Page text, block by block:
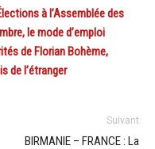
à l’Assemblée des
le mode d’emploi
de Florian Bohème,
de l’étranger
Suivant
BIRMANIE – FRANCE : La